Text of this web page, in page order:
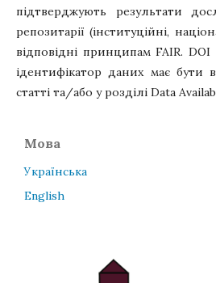
підтверджують результати
репозитарії (інституційні,
відповідні принципам FAIR.
ідентифікатор даних має бути
статті та/або у розділі Data
Мова
Українська
English